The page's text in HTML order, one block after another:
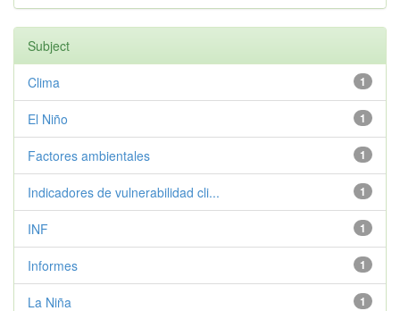
Subject
1
Clima
1
El Niño
1
Factores ambientales
1
Indicadores de vulnerabilidad cli...
1
INF
1
Informes
1
La Niña